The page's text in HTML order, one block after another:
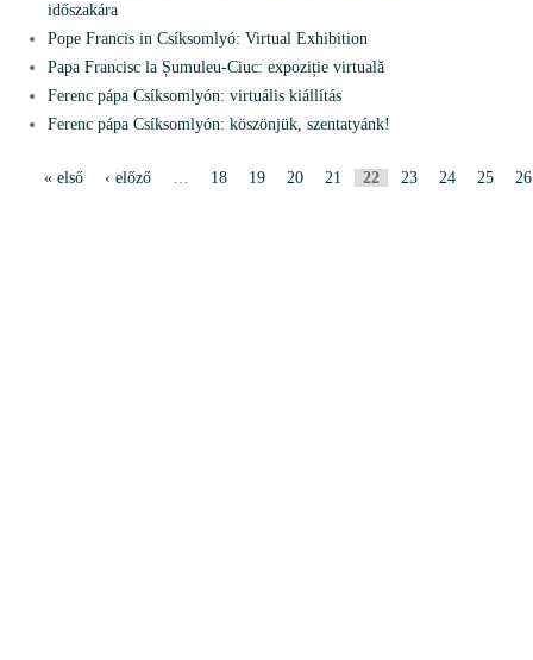
időszakára
Pope Francis in Csíksomlyó: Virtual Exhibition
Papa Francisc la Șumuleu-Ciuc: expoziție virtuală
Ferenc pápa Csíksomlyón: virtuális kiállítás
Ferenc pápa Csíksomlyón: köszönjük, szentatyánk!
« első ‹ előző … 18 19 20 21 22 23 24 25 26